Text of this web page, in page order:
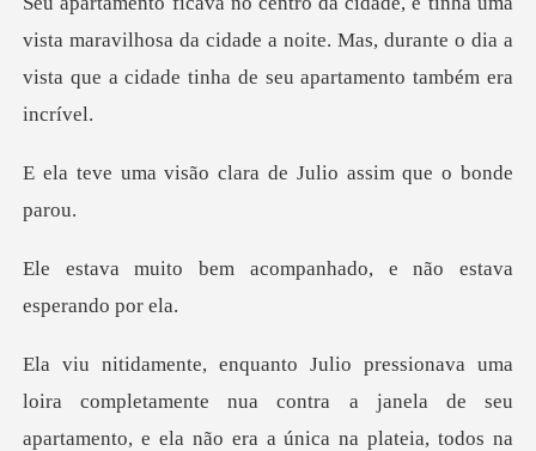
ta maravilhosa da cidade a noite. Mas, durante o dia a
vist
clara de Julio assi
acompanhado, e não es
nua contra a janela de seu
apartamento, e ela não era a única na plate